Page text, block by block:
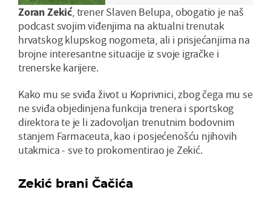
Zoran Zekić, trener Slaven Belupa, obogatio je naš
podcast svojim viđenjima na aktualni trenutak
hrvatskog klupskog nogometa, ali i prisjećanjima na
brojne interesantne situacije iz svoje igračke i
trenerske karijere.
Kako mu se sviđa život u Koprivnici, zbog čega mu se
ne sviđa objedinjena funkcija trenera i sportskog
direktora te je li zadovoljan trenutnim bodovnim
stanjem Farmaceuta, kao i posjećenošću njihovih
utakmica - sve to prokomentirao je Zekić.
Zekić brani Čačića